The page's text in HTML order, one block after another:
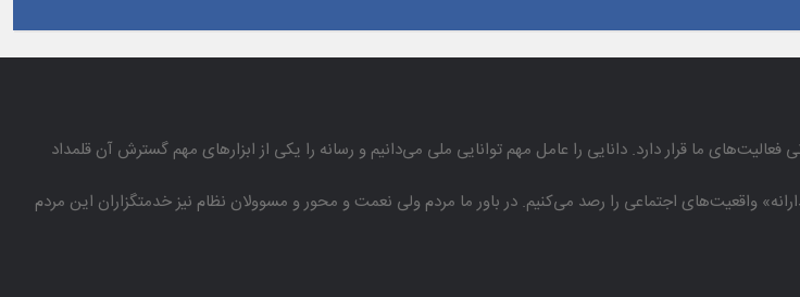
ما قرار دارد. دانایی را عامل مهم توانایی ملی می‌دانیم و رسانه را یكی از ابزارهای مهم گسترش آن قلمداد
واقعیت‌های اجتماعی را رصد می‌كنیم. در باور ما مردم ولی نعمت و محور و مسوولان نظام نیز خدمتگزاران این مردم